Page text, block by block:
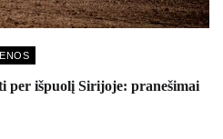
per išpuolį Sirijoje: pranešimai